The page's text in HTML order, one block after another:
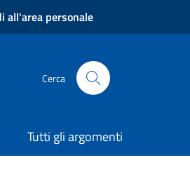
all'area personale
Cerca
Tutti gli argomenti